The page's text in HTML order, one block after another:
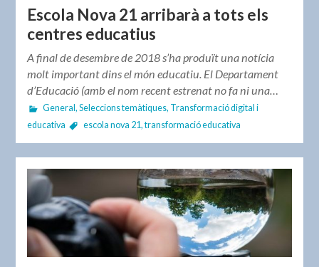
Escola Nova 21 arribarà a tots els
centres educatius
A final de desembre de 2018 s’ha produït una notícia
molt important dins el món educatiu. El Departament
d’Educació (amb el nom recent estrenat no fa ni una…
General , Seleccions temàtiques, Transformació digital i
educativa
escola nova 21,transformació educativa